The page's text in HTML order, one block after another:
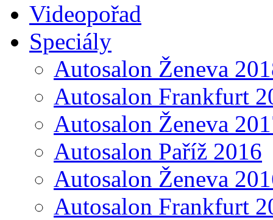
Videopořad
Speciály
Autosalon Ženeva
Autosalon Frankfurt
Autosalon Ženeva
Autosalon Paříž 2016
Autosalon Ženeva
Autosalon Frankfurt